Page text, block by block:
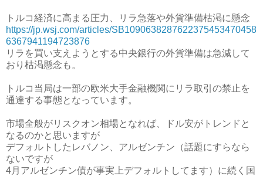
トルコ経済に高まる圧力、リラ急落や外貨準備枯渇に懸念
https://jp.wsj.com/articles/SB1090638287622375453470458
6367941194723876
リラを買い支えようとする中央銀行の外貨準備は急減して
おり枯渇懸念も。
トルコ当局は一部の欧米大手金融機関にリラ取引の禁止を
通達する事態となっています。
市場全般がリスクオン相場となれば、ドル安がトレンドと
なるのかと思いますが
デフォルトしたレバノン、アルゼンチン（話題にすらなら
ないですが
4月アルゼンチン債が事実上デフォルトしてます）に続く国